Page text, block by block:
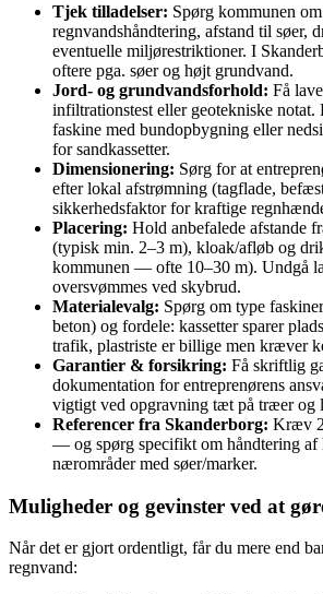
Tjek tilladelser: Spørg kommunen
regnvandshåndtering, afstand til søer,
eventuelle miljørestriktioner. I
oftere pga. søer og højt grundvand.
Jord- og grundvandsforhold: Få
infiltrationstest eller geotekniske
faskine med bundopbygning eller
for sandkassetter.
Dimensionering: Sørg for at
efter lokal afstrømning (tagflade,
sikkerhedsfaktor for kraftige
Placering: Hold anbefalede afstande
(typisk min. 2–3 m), kloak/afløb og
kommunen — ofte 10–30 m). Undgå
oversvømmes ved skybrud.
Materialevalg: Spørg om type
beton) og fordele: kassetter sparer
trafik, plastriste er billige men kræver
Garantier & forsikring: Få skriftlig
dokumentation for entreprenørens
vigtigt ved opgravning tæt på træer og
Referencer fra Skanderborg: Kræv
— og spørg specifikt om håndtering af
nærområder med søer/marker.
Muligheder og gevinster ved at
Når det er gjort ordentligt, får du mere end
regnvand: